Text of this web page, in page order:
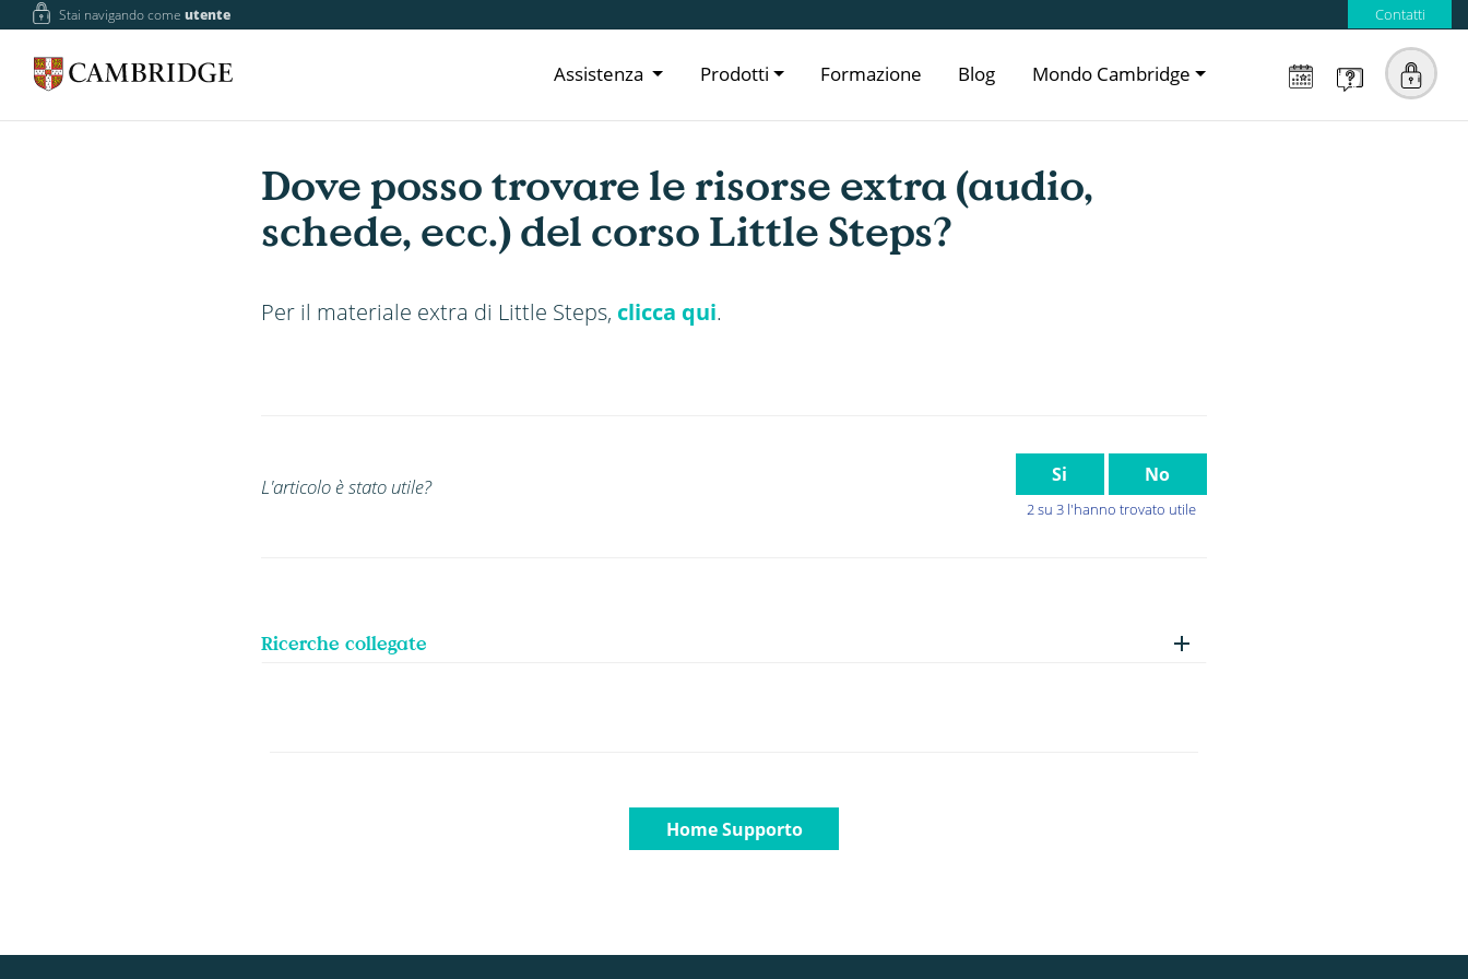
Stai navigando comeutente Contatti
Assistenza Prodotti Formazione Blog Mondo Cambridge
Dove posso trovare le risorse extra (audio,
schede, ecc.) del corso Little Steps?
Per il materiale extra di Little Steps, clicca qui.
L'articolo è stato utile? Si No
2 su 3 l'hanno trovato utile
Ricerche collegate
Home Supporto